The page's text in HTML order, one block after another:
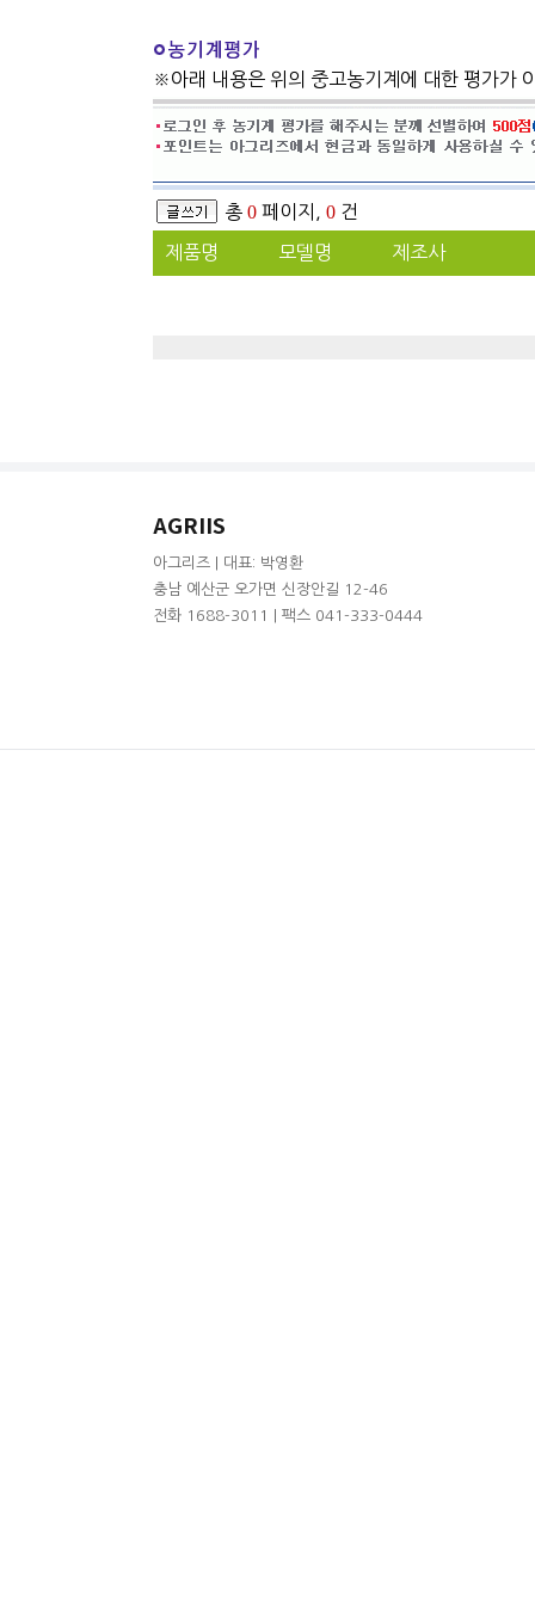
※아래 내용은 위의 중고농기계에 대한 평가가
총 0 페이지, 0 건
제품명 모델명 제조사
AGRIIS
아그리즈 | 대표: 박영환
충남 예산군 오가면 신장안길 12-46
전화 1688-3011 | 팩스 041-333-0444